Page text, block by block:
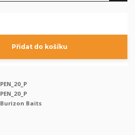
Přidat do košíku
PEN_20_P
PEN_20_P
Burizon Baits